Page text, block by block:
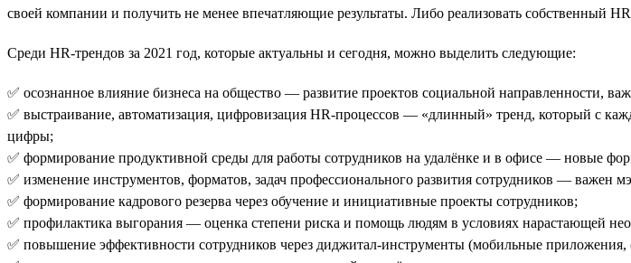
своей компании и получить не менее впечатляющие результаты. Либо реализовать собственный
Среди HR-трендов за 2021 год, которые актуальны и сегодня, можно выделить следующие:
✅ осознанное влияние бизнеса на общество — развитие проектов социальной направленности,
✅ выстраивание, автоматизация, цифровизация HR-процессов — «длинный» тренд, который с
цифры;
✅ формирование продуктивной среды для работы сотрудников на удалёнке и в офисе — новые
✅ изменение инструментов, форматов, задач профессионального развития сотрудников — важен
✅ формирование кадрового резерва через обучение и инициативные проекты сотрудников;
✅ профилактика выгорания — оценка степени риска и помощь людям в условиях нарастающей
✅ повышение эффективности сотрудников через диджитал-инструменты (мобильные